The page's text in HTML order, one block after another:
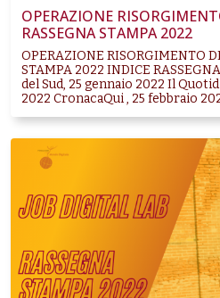
OPERAZIONE
RASSEGNA STAMPA 2022
OPERAZIONE RISORGIMENTO
STAMPA 2022 INDICE
del Sud, 25 gennaio 2022 Il
2022 CronacaQui , 25 febbraio